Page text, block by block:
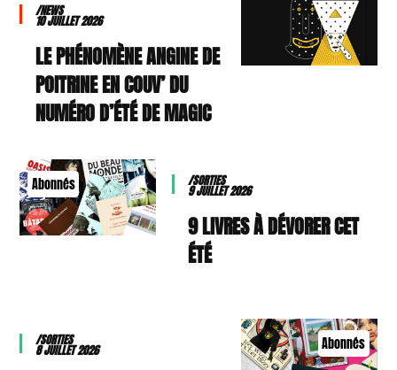
/NEWS
10 JUILLET 2026
LE PHÉNOMÈNE ANGINE DE
POITRINE EN COUV’ DU
NUMÉRO D’ÉTÉ DE MAGIC
Abonnés /SORTIES
9 JUILLET 2026
9 LIVRES À DÉVORER CET
ÉTÉ
Abonnés
/SORTIES
8 JUILLET 2026